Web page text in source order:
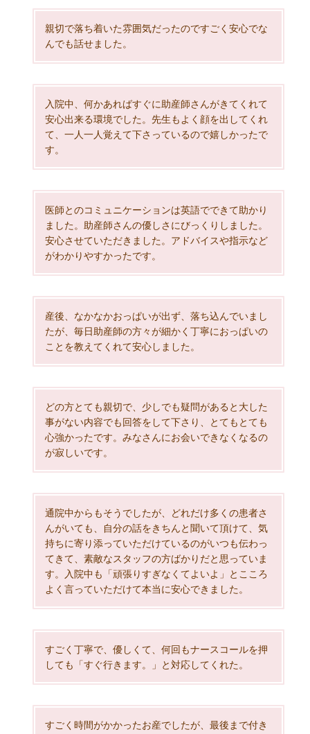
親切で落ち着いた雰囲気だったのですごく安心でな
んでも話せました。
入院中、何かあればすぐに助産師さんがきてくれて
安心出来る環境でした。先生もよく顔を出してくれ
て、一人一人覚えて下さっているので嬉しかったで
す。
医師とのコミュニケーションは英語でできて助かり
ました。助産師さんの優しさにびっくりしました。
安心させていただきました。アドバイスや指示など
がわかりやすかったです。
産後、なかなかおっぱいが出ず、落ち込んでいまし
たが、毎日助産師の方々が細かく丁寧におっぱいの
ことを教えてくれて安心しました。
どの方とても親切で、少しでも疑問があると大した
事がない内容でも回答をして下さり、とてもとても
心強かったです。みなさんにお会いできなくなるの
が寂しいです。
通院中からもそうでしたが、どれだけ多くの患者さ
んがいても、自分の話をきちんと聞いて頂けて、気
持ちに寄り添っていただけているのがいつも伝わっ
てきて、素敵なスタッフの方ばかりだと思っていま
す。入院中も「頑張りすぎなくてよいよ」とこころ
よく言っていただけて本当に安心できました。
すごく丁寧で、優しくて、何回もナースコールを押
しても「すぐ行きます。」と対応してくれた。
すごく時間がかかったお産でしたが、最後まで付き